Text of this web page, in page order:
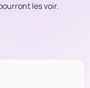
les voir.